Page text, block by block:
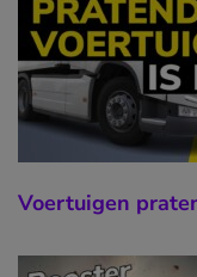
Voertuigen